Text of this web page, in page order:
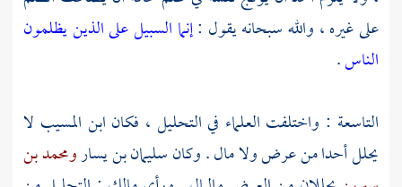
على غيره ، والله سبحانه يقول :إنما السبيل على الذين يظلمون
الناس.
التاسعة : واختلفت العلماء في التحليل ، فكان ابن المسيب لا
يحلل أحدا من عرض ولا مال . وكانسليمان بن يسارومحمد بن